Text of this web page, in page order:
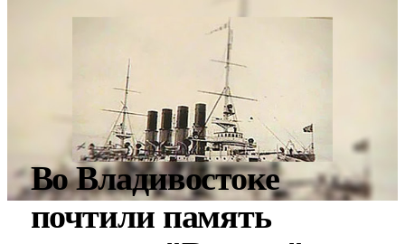
Во Владивостоке
почтили память